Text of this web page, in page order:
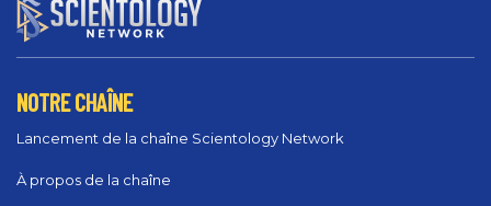
NOTRE CHAÎNE
Lancement de la chaîne Scientology Network
À propos de la chaîne